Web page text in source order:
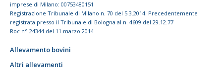
imprese di Milano: 00753480151
Registrazione Tribunale di Milano n. 70 del 5.3.2014. Precedentemente
registrata presso il Tribunale di Bologna al n. 4609 del 29.12.77
Roc n° 24344 del 11 marzo 2014
Allevamento bovini
Altri allevamenti